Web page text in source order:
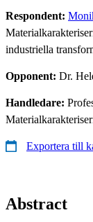
Respondent:
industriella
Opponent: Dr.
Handledare:
Exportera till
Abstract